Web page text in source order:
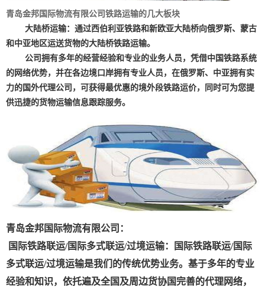
青岛金邦国际物流有限公司铁路运输的几大板块
大陆桥运输：通过西伯利亚铁路和新欧亚大陆桥向俄罗斯、蒙古
和中亚地区运送货物的大陆桥铁路运输。
公司拥有多年的经营经验和专业的业务人员，凭借中国铁路系统
的网络优势，并在各边境口岸拥有专业人员，在俄罗斯、中亚拥有实
力的国外代理公司，可获得最优惠的境外段铁路运价，同时可为您提
供迅捷的货物运输信息跟踪服务。
青岛金邦国际物流有限公司：
国际铁路联运/国际多式联运/过境运输：国际铁路联运/国际
多式联运/过境运输是我们的传统优势业务。基于多年的专业
经验和知识，依托遍及全国及周边货协国完善的代理网络，